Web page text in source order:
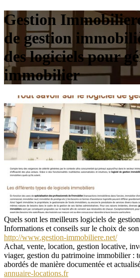
Gestion
de gestion
des logiciels pour
immobilier
Quels sont les meilleurs logiciels de
Informations et conseils sur le choix de
http://www.gestion-immobiliere.net/
Achat, vente, location, gestion locative,
viager, gestion du patrimoine immobilier :
abordés de manière documentée et
annuaire-locations.fr